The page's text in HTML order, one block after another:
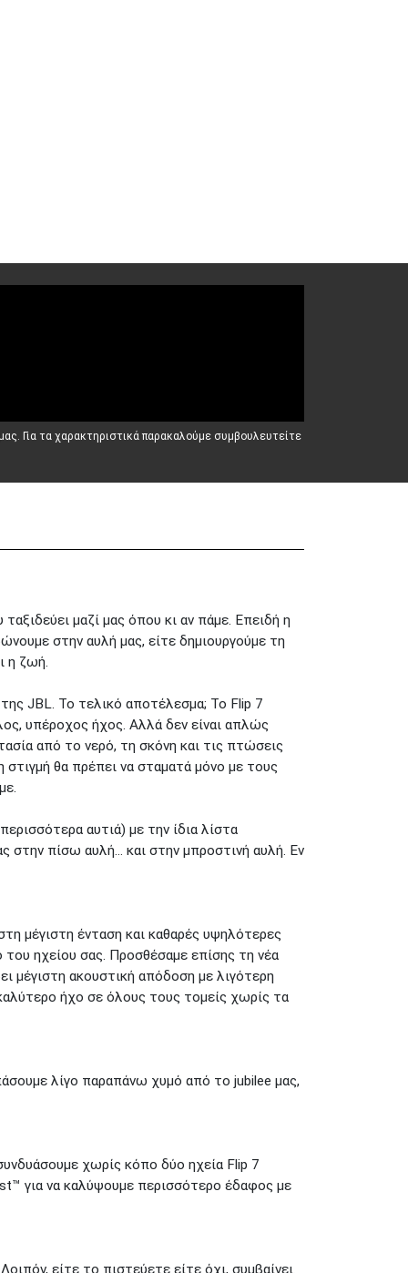
Για τα χαρακτηριστικά παρακαλούμε συμβουλευτείτε
μαζί μας όπου κι αν πάμε. Επειδή η
στην αυλή μας, είτε δημιουργούμε τη
η ζωή.
JBL. Το τελικό αποτέλεσμα; Το Flip 7
υπέροχος ήχος. Αλλά δεν είναι απλώς
από το νερό, τη σκόνη και τις πτώσεις
θα πρέπει να σταματά μόνο με τους
αυτιά) με την ίδια λίστα
στην πίσω αυλή... και στην μπροστινή αυλή. Εν
μέγιστη ένταση και καθαρές υψηλότερες
ηχείου σας. Προσθέσαμε επίσης τη νέα
μέγιστη ακουστική απόδοση με λιγότερη
ήχο σε όλους τους τομείς χωρίς τα
λίγο παραπάνω χυμό από το jubilee μας,
χωρίς κόπο δύο ηχεία Flip 7
για να καλύψουμε περισσότερο έδαφος με
είτε το πιστεύετε είτε όχι, συμβαίνει.